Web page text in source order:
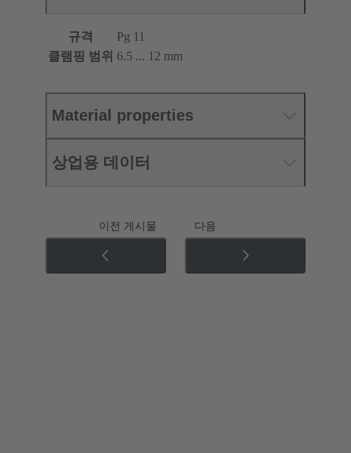
규격
Pg 11
클램핑 범위 6.5 ... 12 mm
Material properties
상업용 데이터
이전 게시물 다음